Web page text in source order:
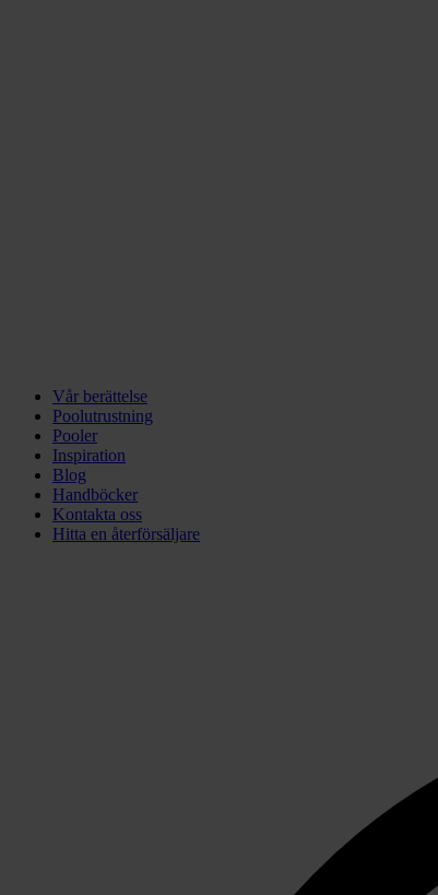
Vår berättelse
Poolutrustning
Pooler
Inspiration
Blog
Handböcker
Kontakta oss
Hitta en återförsäljare